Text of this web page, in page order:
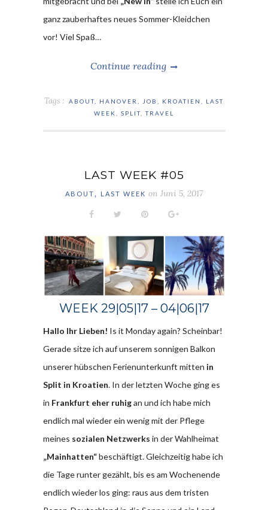
ganz zauberhaftes neues Sommer-Kleidchen
vor! Viel Spaß…
Continue reading
Tags : ABOUT HANOVER JOB KROATIEN
LAST
WEEK
SPLIT ,TRAVEL
LAST WEEK #05
ABOUT, LAST WEEK on Juni 5, 2017
WEEK 29|05|17 – 04|06|17
Hallo Ihr Lieben! Is it Monday again? Scheinbar!
Gerade sitze ich auf unserem sonnigen Balkon
unserer hübschen Ferienunterkunft mitten in
Split in Kroatien. In der letzten Woche ging es
in Frankfurt eher ruhigan und ich habe mich
endlich mal wieder ein wenig mit der Pflege
meines sozialen Netzwerks in der Wahlheimat
„Mainhatten“beschäftigt. Gleichzeitig habe ich
die Tage runter gezählt, bis es am Wochenende
endlich wieder los ging: raus aus dem tristen